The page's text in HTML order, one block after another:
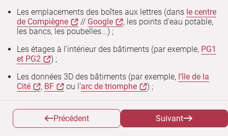
Les emplacements des boîtes aux lettres (dans le centre
de Compiègne
// Google
, les points d’eau potable,
les bancs, les poubelles...) ;
Les étages à l’intérieur des bâtiments (par exemple, PG1
et PG2
) ;
Les données 3D des bâtiments (par exemple, l’île de la
Cité
, BF ou l’arc de triomphe
) ;
notamment là où Google n’a pas d’intérêt commercial :
c’est là qu’intervient Humanitarian OSM Team
Précédent Suivant